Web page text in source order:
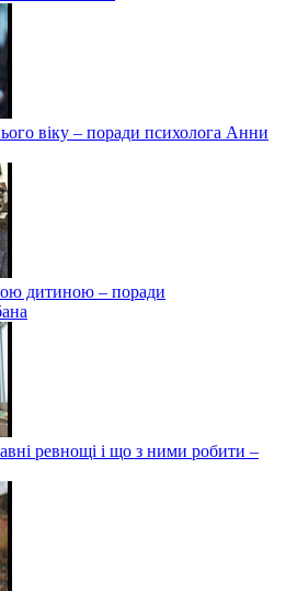
віку – поради психолога Анни
дитиною – поради
ревнощі і що з ними робити –